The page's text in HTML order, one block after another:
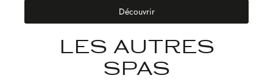
Découvrir
LES AUTRES
SPAS